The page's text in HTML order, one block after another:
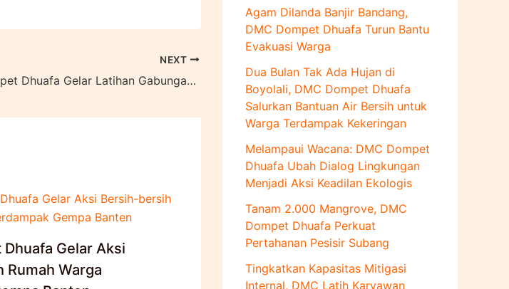
NEXT
Dompet Dhuafa Gelar Latihan Gabungan untuk Relawan dalam Respons Bencana
Dhuafa Gelar Aksi
Warga
t
k
:
Agam Dilanda Banjir Bandang,
DMC Dompet Dhuafa Turun Bantu
Evakuasi Warga
Dua Bulan Tak Ada Hujan di
Boyolali, DMC Dompet Dhuafa
Salurkan Bantuan Air Bersih untuk
Warga Terdampak Kekeringan
Melampaui Wacana: DMC Dompet
Dhuafa Ubah Dialog Lingkungan
Menjadi Aksi Keadilan Ekologis
Tanam 2.000 Mangrove, DMC
Dompet Dhuafa Perkuat
Pertahanan Pesisir Subang
Tingkatkan Kapasitas Mitigasi
Internal, DMC Latih Karyawan